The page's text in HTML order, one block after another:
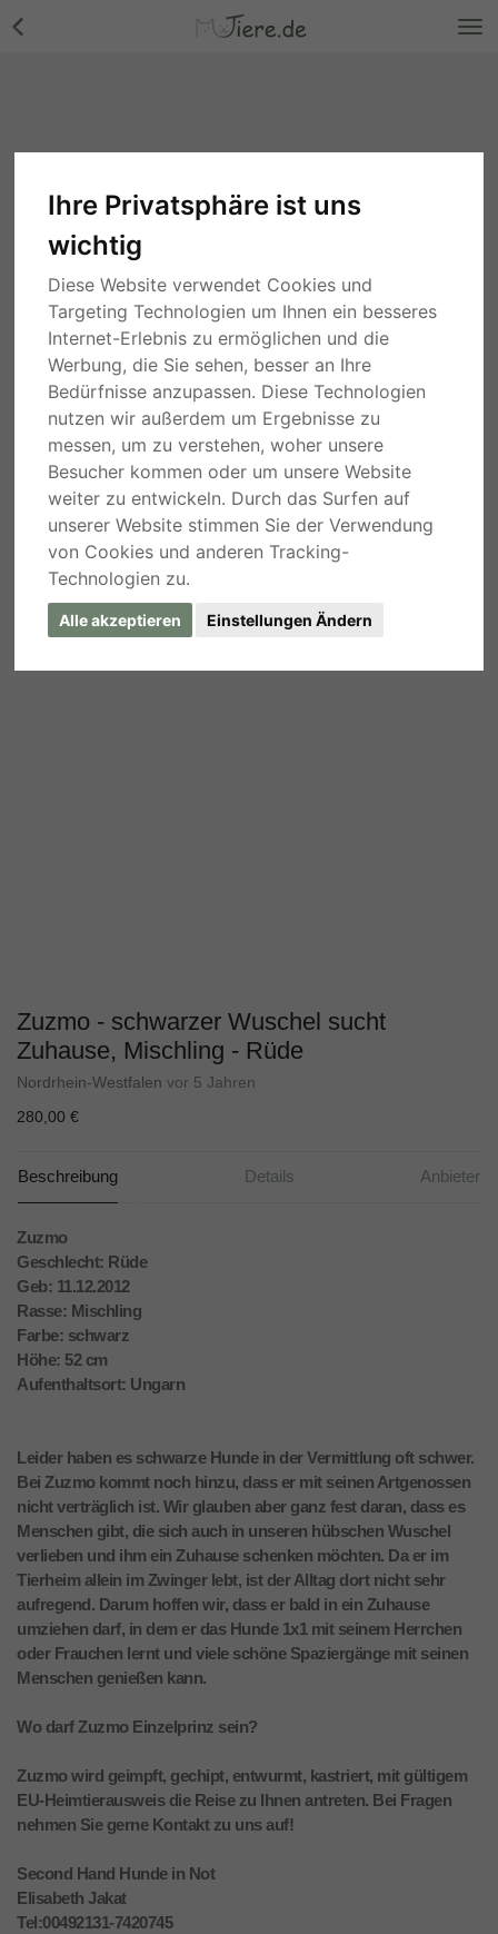
Ihre Privatsphäre ist uns
wichtig
Diese Website verwendet Cookies und
Targeting Technologien um Ihnen ein besseres
Internet-Erlebnis zu ermöglichen und die
Werbung, die Sie sehen, besser an Ihre
Bedürfnisse anzupassen. Diese Technologien
nutzen wir außerdem um Ergebnisse zu
messen, um zu verstehen, woher unsere
Besucher kommen oder um unsere Website
weiter zu entwickeln. Durch das Surfen auf
unserer Website stimmen Sie der Verwendung
von Cookies und anderen Tracking-
Technologien zu.
Alle akzeptieren Einstellungen Ändern
Zuzmo - schwarzer Wuschel sucht
Zuhause, Mischling - Rüde
Nordrhein-Westfalen vor 5 Jahren
280,00 €
Beschreibung Details Anbieter
Zuzmo
Geschlecht: Rüde
Geb: 11.12.2012
Rasse: Mischling
Farbe: schwarz
Höhe: 52 cm
Aufenthaltsort: Ungarn
Leider haben es schwarze Hunde in der Vermittlung oft schwer.
Bei Zuzmo kommt noch hinzu, dass er mit seinen Artgenossen
nicht verträglich ist. Wir glauben aber ganz fest daran, dass es
Menschen gibt, die sich auch in unseren hübschen Wuschel
verlieben und ihm ein Zuhause schenken möchten. Da er im
Tierheim allein im Zwinger lebt, ist der Alltag dort nicht sehr
aufregend. Darum hoffen wir, dass er bald in ein Zuhause
umziehen darf, in dem er das Hunde 1x1 mit seinem Herrchen
oder Frauchen lernt und viele schöne Spaziergänge mit seinen
Menschen genießen kann.
Wo darf Zuzmo Einzelprinz sein?
Zuzmo wird geimpft, gechipt, entwurmt, kastriert, mit gültigem
EU-Heimtierausweis die Reise zu Ihnen antreten. Bei Fragen
nehmen Sie gerne Kontakt zu uns auf!
Second Hand Hunde in Not
Elisabeth Jakat
Tel:00492131-7420745